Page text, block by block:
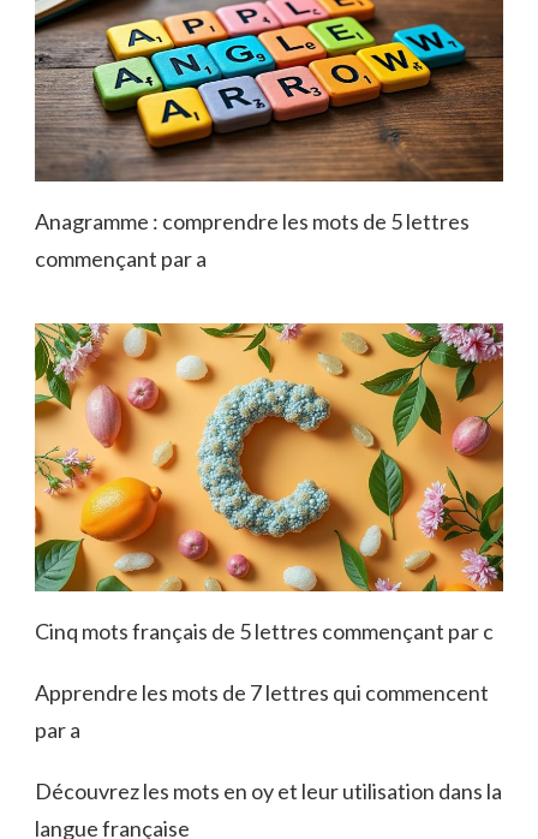
Anagramme : comprendre les mots de 5 lettres
commençant par a
Cinq mots français de 5 lettres commençant par c
Apprendre les mots de 7 lettres qui commencent
par a
Découvrez les mots en oy et leur utilisation dans la
langue française